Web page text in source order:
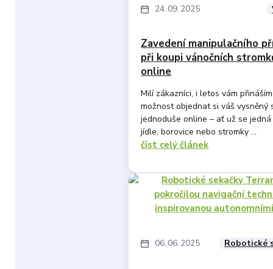
24 09 2025
Zavedení manipulačního
při koupi vánočních
online
Milí zákazníci, i letos vám
možnost objednat si váš vysněný
jednoduše online – ať už se
jídle, borovice nebo stromky ...
číst celý článek
06 06 2025 Robotické